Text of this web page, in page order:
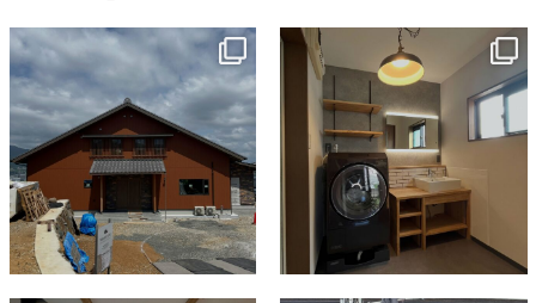
tomohouseinc
tomohouseinc
7月 13